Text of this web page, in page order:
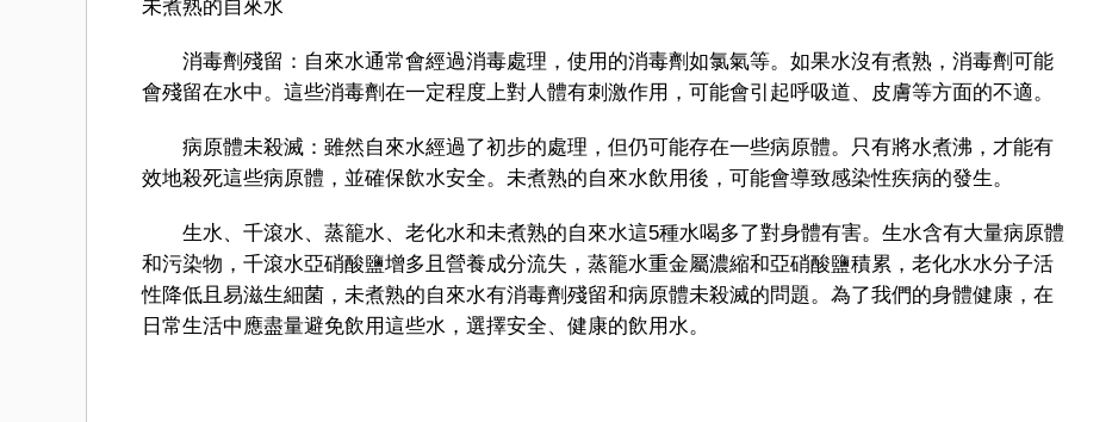
未煮熟的自來水
消毒劑殘留：自來水通常會經過消毒處理，使用的消毒劑如氯氣等。如果水沒有煮熟，消毒劑可能
會殘留在水中。這些消毒劑在一定程度上對人體有刺激作用，可能會引起呼吸道、皮膚等方面的不適。
病原體未殺滅：雖然自來水經過了初步的處理，但仍可能存在一些病原體。只有將水煮沸，才能有
效地殺死這些病原體，並確保飲水安全。未煮熟的自來水飲用後，可能會導致感染性疾病的發生。
生水、千滾水、蒸籠水、老化水和未煮熟的自來水這5種水喝多了對身體有害。生水含有大量病原體
和污染物，千滾水亞硝酸鹽增多且營養成分流失，蒸籠水重金屬濃縮和亞硝酸鹽積累，老化水水分子活
性降低且易滋生細菌，未煮熟的自來水有消毒劑殘留和病原體未殺滅的問題。為了我們的身體健康，在
日常生活中應盡量避免飲用這些水，選擇安全、健康的飲用水。